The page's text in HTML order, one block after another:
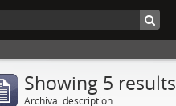
Showing 5 results
Archival description